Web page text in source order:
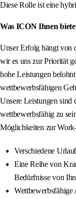
Diese Rolle ist eine
Was ICON Ihnen
Unser Erfolg hängt von
wir es uns zur Priorität
hohe Leistungen
wettbewerbsfähigen
Unsere Leistungen sind
wettbewerbsfähig zu
Möglichkeiten zur
Verschiedene
Eine Reihe von
Bedürfnisse von
Wettbewerbsfähige